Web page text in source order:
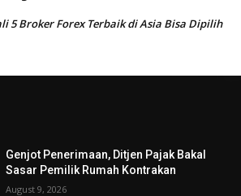
Genjot Penerimaan, Ditjen Pajak Bakal
Sasar Pemilik Rumah Kontrakan
August 9, 2026